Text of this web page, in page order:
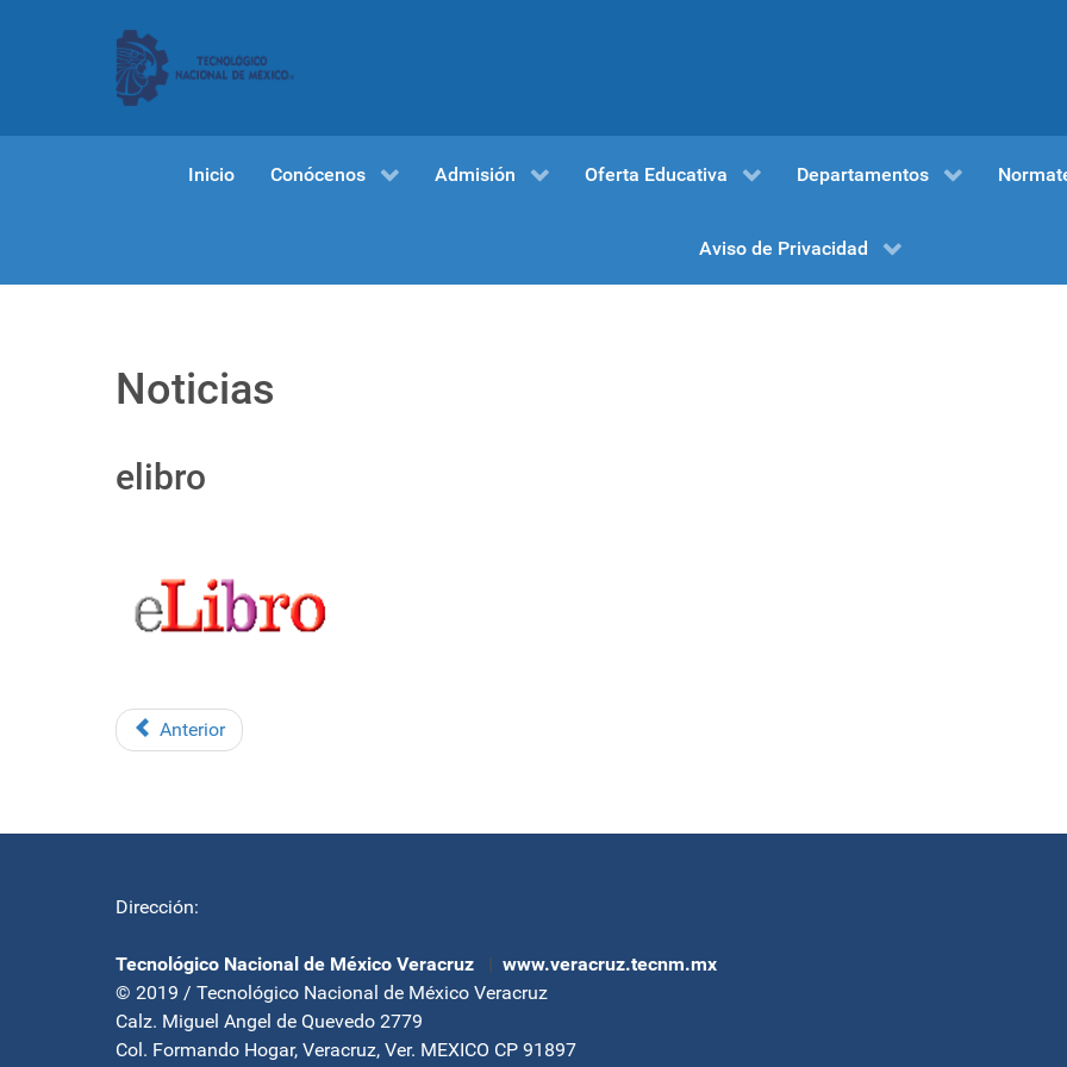
Inicio Conócenos Admisión Oferta Educativa Departamentos
Aviso de Privacidad
Noticias
elibro
Anterior
Dirección:
Tecnológico Nacional de México Veracruz | www.veracruz.tecnm.mx
© 2019 / Tecnológico Nacional de México Veracruz
Calz. Miguel Angel de Quevedo 2779
Col. Formando Hogar, Veracruz, Ver. MEXICO CP 91897